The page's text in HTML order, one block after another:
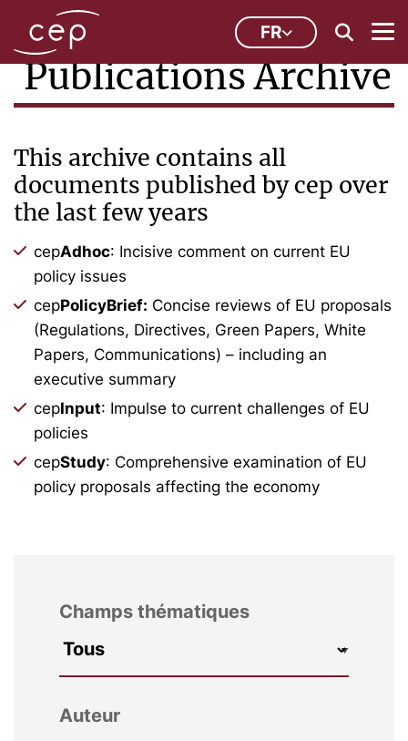
FR
Publications Archive
This archive contains all
documents published by cep over
the last few years
cepAdhoc: Incisive comment on current EU
policy issues
cepPolicyBrief: Concise reviews of EU proposals
(Regulations, Directives, Green Papers, White
Papers, Communications) – including an
executive summary
cepInput: Impulse to current challenges of EU
policies
cepStudy: Comprehensive examination of EU
policy proposals affecting the economy
Champs thématiques
Auteur